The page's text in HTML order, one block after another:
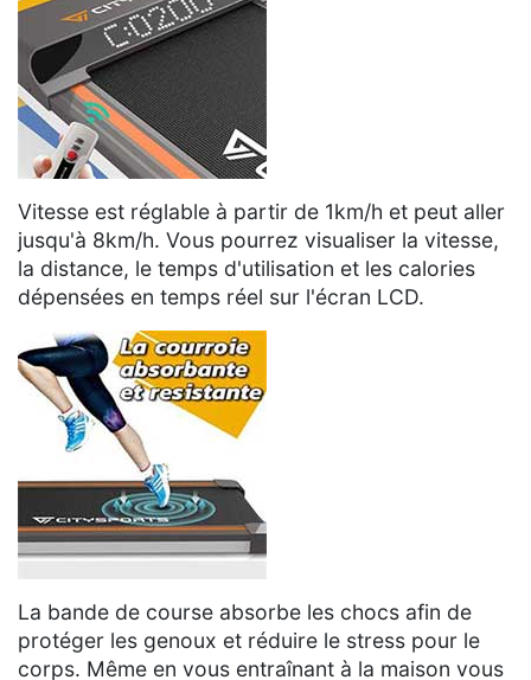
Vitesse est réglable à partir de 1km/h et peut aller
jusqu'à 8km/h. Vous pourrez visualiser la vitesse,
la distance, le temps d'utilisation et les calories
dépensées en temps réel sur l'écran LCD.
La bande de course absorbe les chocs afin de
protéger les genoux et réduire le stress pour le
corps. Même en vous entraînant à la maison vous